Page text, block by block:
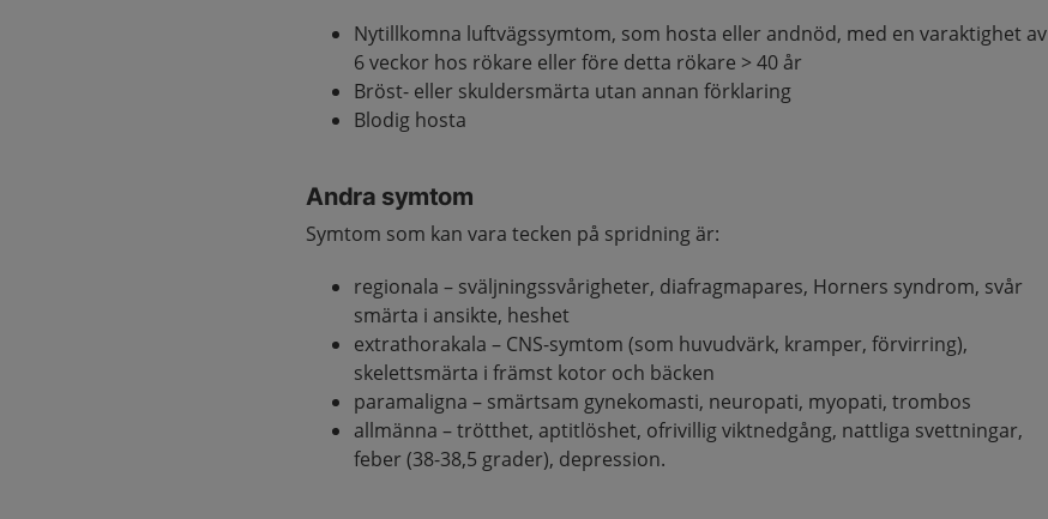
Nytillkomna luftvägssymtom, som hosta eller andnöd, med en varaktighet av
6 veckor hos rökare eller före detta rökare > 40 år
Bröst- eller skuldersmärta utan annan förklaring
Blodig hosta
Andra symtom
Symtom som kan vara tecken på spridning är:
regionala – sväljningssvårigheter, diafragmapares, Horners syndrom, svår
smärta i ansikte, heshet
extrathorakala – CNS-symtom (som huvudvärk, kramper, förvirring),
skelettsmärta i främst kotor och bäcken
paramaligna – smärtsam gynekomasti, neuropati, myopati, trombos
allmänna – trötthet, aptitlöshet, ofrivillig viktnedgång, nattliga svettningar,
feber (38-38,5 grader), depression.